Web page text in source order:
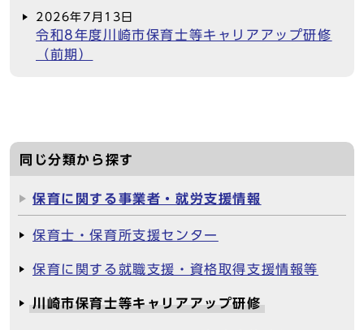
2026年7月13日
令和8年度川崎市保育士等キャリアアップ研修
（前期）
同じ分類から探す
保育に関する事業者・就労支援情報
保育士・保育所支援センター
保育に関する就職支援・資格取得支援情報等
川崎市保育士等キャリアアップ研修